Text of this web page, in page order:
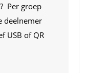
Per groep
deelnemer
USB of QR